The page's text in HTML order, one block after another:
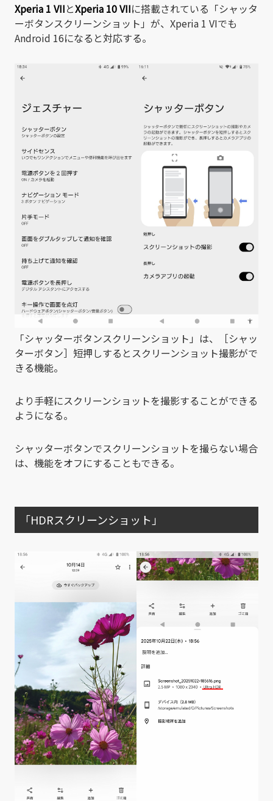
Xperia 1 VIIとXperia 10 VIIに搭載されている「シャッタ
ーボタンスクリーンショット」が、Xperia 1 VIでも
Android 16になると対応する。
「シャッターボタンスクリーンショット」は、［シャッ
ターボタン］短押しするとスクリーンショット撮影がで
きる機能。
より手軽にスクリーンショットを撮影することができる
ようになる。
シャッターボタンでスクリーンショットを撮らない場合
は、機能をオフにすることもできる。
「HDRスクリーンショット」